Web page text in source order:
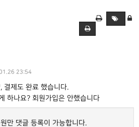
23:54
결제도 완료 했습니다.
하나요? 회원가입은 안했습니다
만 댓글 등록이 가능합니다.